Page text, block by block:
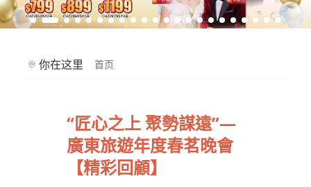
你在这里 首页
“匠心之上 聚勢謀遠”—
廣東旅遊年度春茗晚會
【精彩回顧】